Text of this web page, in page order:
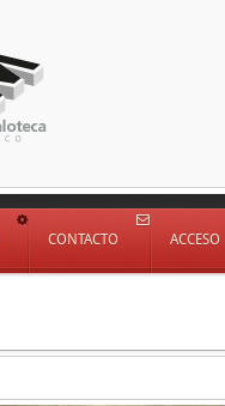
CONTACTO ACCESO